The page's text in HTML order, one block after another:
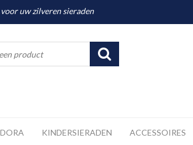
uw zilveren sieraden
KINDERSIERADEN ACCESSOIRES